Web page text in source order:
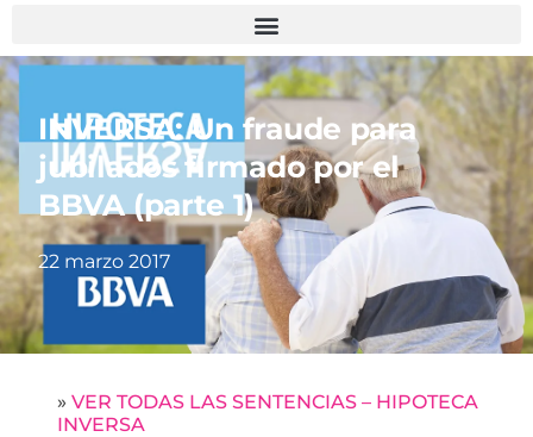
INVERSA: Un fraude para
jubilados firmado por el
BBVA (parte 1)
22 marzo 2017
» VER TODAS LAS SENTENCIAS – HIPOTECA
INVERSA